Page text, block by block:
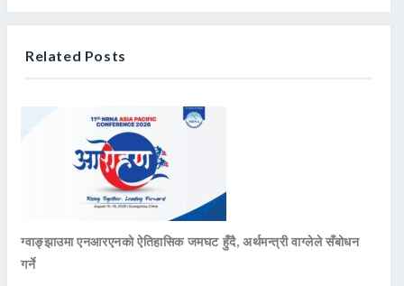
Related Posts
ग्वाङ्झाउमा एनआरएनको ऐतिहासिक जमघट हुँदै, अर्थमन्त्री वाग्लेले सँबोधन
गर्ने